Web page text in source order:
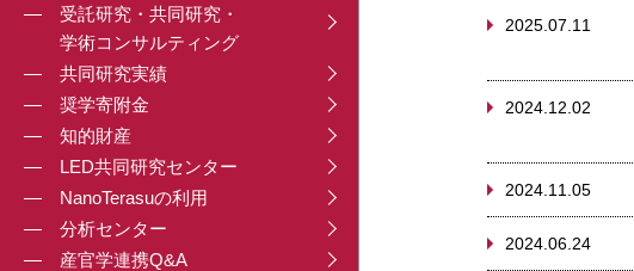
受託研究・共同研究・
学術コンサルティング
共同研究実績
奨学寄附金
知的財産
LED共同研究センター
NanoTerasuの利用
分析センター
産官学連携Q&A
2025.07.11
2024.12.02
2024.11.05
2024.06.24